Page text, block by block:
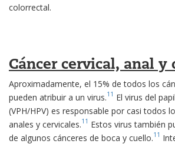
colorrectal.
Cáncer cervical, anal y
Aproximadamente, el 15% de todos los
pueden atribuir a un virus.11 El virus del
(VPH/HPV) es responsable por casi todos
anales y cervicales.11 Estos virus también
de algunos cánceres de boca y cuello.11